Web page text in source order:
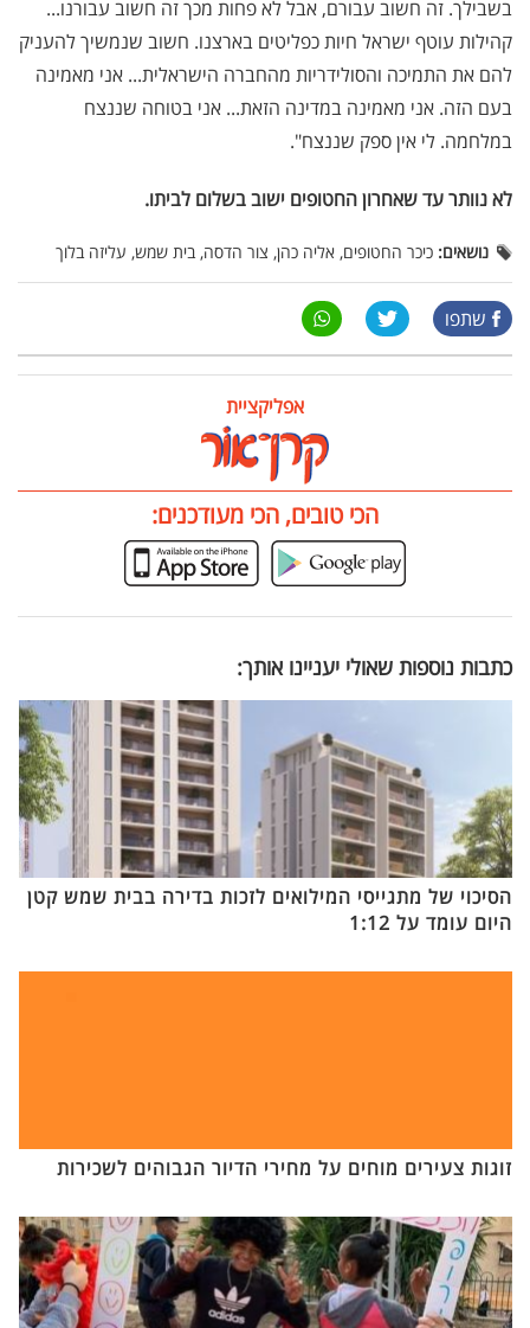
בשבילך. זה חשוב עבורם, אבל לא פחות מכך זה חשוב עבורנו...
קהילות עוטף ישראל חיות כפליטים בארצנו. חשוב שנמשיך להעניק
להם את התמיכה והסולידריות מהחברה הישראלית... אני מאמינה
בעם הזה. אני מאמינה במדינה הזאת... אני בטוחה שננצח
במלחמה. לי אין ספק שננצח".
לא נוותר עד שאחרון החטופים ישוב בשלום לביתו.
נושאים: כיכר החטופים, אליה כהן, צור הדסה, בית שמש, עליזה בלוך
שתפו
אפליקציית
הכי טובים, הכי מעודכנים:
כתבות נוספות שאולי יעניינו אותך:
הסיכוי של מתגייסי המילואים לזכות בדירה בבית שמש קטן
היום עומד על 1:12
זוגות צעירים מוחים על מחירי הדיור הגבוהים לשכירות